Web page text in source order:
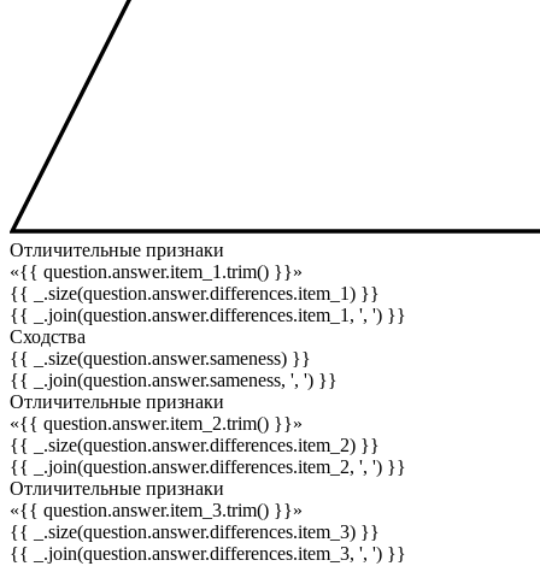
Отличительные признаки
«{{ question.answer.item_1.trim() }}»
{{ _.size(question.answer.differences.item_1) }}
{{ _.join(question.answer.differences.item_1, ', ') }}
Сходства
{{ _.size(question.answer.sameness) }}
{{ _.join(question.answer.sameness, ', ') }}
Отличительные признаки
«{{ question.answer.item_2.trim() }}»
{{ _.size(question.answer.differences.item_2) }}
{{ _.join(question.answer.differences.item_2, ', ') }}
Отличительные признаки
«{{ question.answer.item_3.trim() }}»
{{ _.size(question.answer.differences.item_3) }}
{{ _.join(question.answer.differences.item_3, ', ') }}